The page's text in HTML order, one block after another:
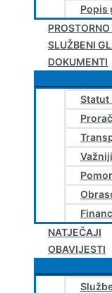
Popis
SLUŽBENI
DOKUMENTI
Statut
NATJEČAJI
OBAVIJESTI